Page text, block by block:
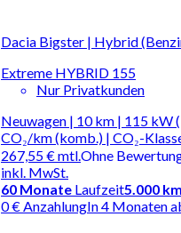
Dacia Bigster | Hybrid
Extreme HYBRID 155
Nur Privatkunden
Neuwagen | 10 km | 115 kW
CO₂/km (komb.) | CO₂-
267,55 €mtl.
inkl. MwSt.
Ohne
60 Monate Laufzeit5.000 km
0 € AnzahlungIn 4 Monaten